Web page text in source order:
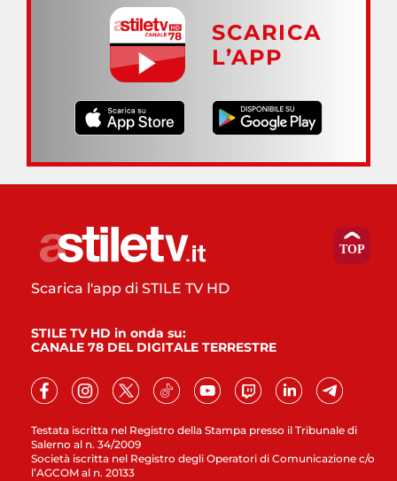
SCARICA
L’APP
Testata iscritta nel Registro della Stampa presso il Tribunale di
Salerno al n. 34/2009
Società iscritta nel Registro degli Operatori di Comunicazione c/o
l’AGCOM al n. 20133
Scarica l'app di STILE TV HD
STILE TV HD in onda su:
CANALE 78 DEL DIGITALE TERRESTRE